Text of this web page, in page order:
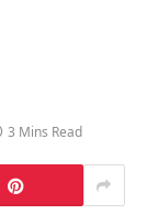
3 Mins Read